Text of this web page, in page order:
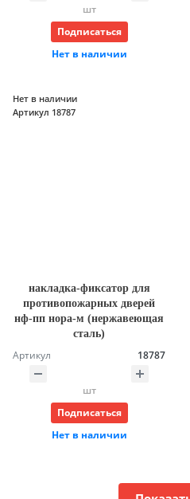
шт
Подписаться
Нет в наличии
Нет в наличии
Артикул 18787
накладка-фиксатор для
противопожарных дверей
нф-пп нора-м (нержавеющая
сталь)
Артикул 18787
шт
Подписаться
Нет в наличии